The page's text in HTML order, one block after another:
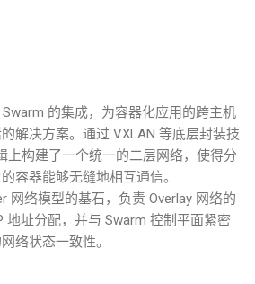
的集成，为容器化应用的跨主机
解决方案。通过 VXLAN 等底层封装技
上构建了一个统一的二层网络，使得分
容器能够无缝地相互通信。
网络模型的基石，负责 Overlay 网络的
地址分配，并与 Swarm 控制平面紧密
络状态一致性。